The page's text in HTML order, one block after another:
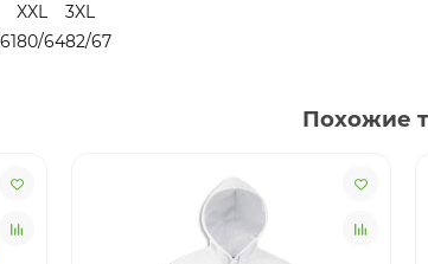
XXL
3XL
80/6482/67
Похожие